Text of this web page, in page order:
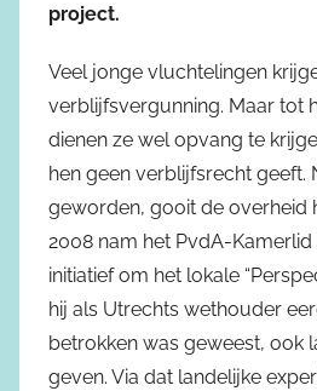
project.
Veel jonge vluchtelingen
verblijfsvergunning. Maar tot
dienen ze wel opvang te
hen geen verblijfsrecht geeft.
geworden, gooit de overheid
2008 nam het PvdA-
initiatief om het lokale
hij als Utrechts wethouder
betrokken was geweest, ook
geven. Via dat landelijke